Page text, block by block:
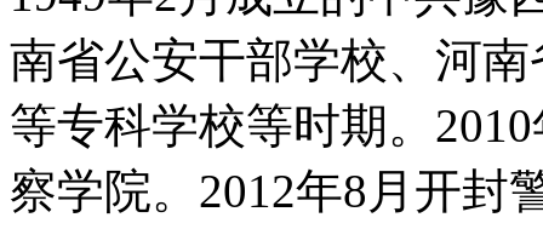
南省公安干部学校、河
等专科学校等时期。
察学院。2012年8月开封